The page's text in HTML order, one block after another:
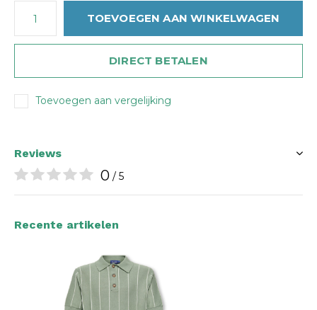
TOEVOEGEN AAN WINKELWAGEN
DIRECT BETALEN
Toevoegen aan vergelijking
Reviews
0 / 5
Recente artikelen